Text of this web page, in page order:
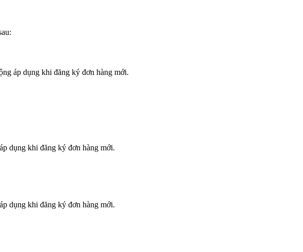
áp dụng khi đăng ký đơn hàng mới.
dụng khi đăng ký đơn hàng mới.
dụng khi đăng ký đơn hàng mới.